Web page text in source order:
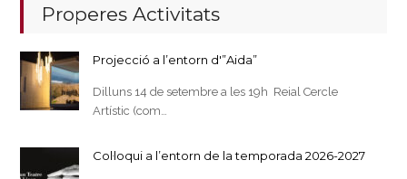
Properes Activitats
Projecció a l’entorn d'”Aida”
Dilluns 14 de setembre a les 19h Reial Cercle
Artístic (com…
Col·loqui a l’entorn de la temporada 2026-2027